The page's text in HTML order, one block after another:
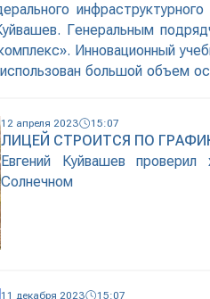
Генеральным
Инновационный
большой объем
12 апреля 2023 15:07
ЛИЦЕЙ СТРОИТСЯ ПО
Евгений Куйвашев
Солнечном
11 декабря 2023 15:07